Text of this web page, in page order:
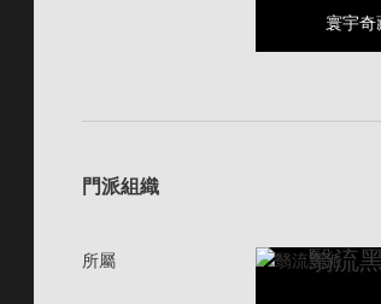
寰宇奇
門派組織
所屬 翳流